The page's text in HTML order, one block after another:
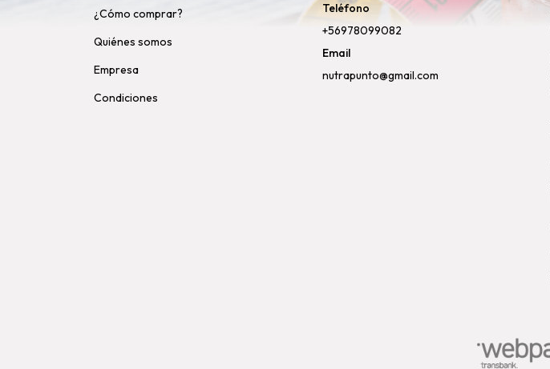
¿Cómo comprar?
Quiénes somos
Empresa
Condiciones
Teléfono
+56978099082
Email
nutrapunto@gmail.com